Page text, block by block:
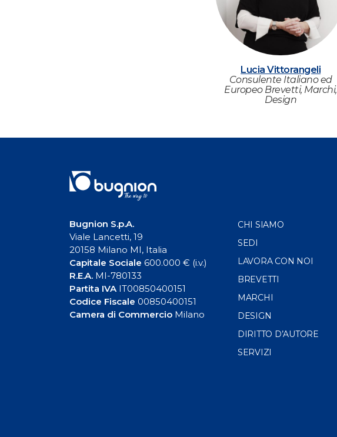
Lucia Vittorangeli
Consulente Italiano ed
Europeo Brevetti, Marchi,
Design
Bugnion S.p.A.
Viale Lancetti, 19
20158 Milano MI, Italia
Capitale Sociale 600.000 € (i.v.)
R.E.A. MI-780133
Partita IVAIT00850400151
Codice Fiscale 00850400151
Camera di Commercio Milano
CHI SIAMO
SEDI
LAVORA CON NOI
BREVETTI
MARCHI
DESIGN
DIRITTO D’AUTORE
SERVIZI